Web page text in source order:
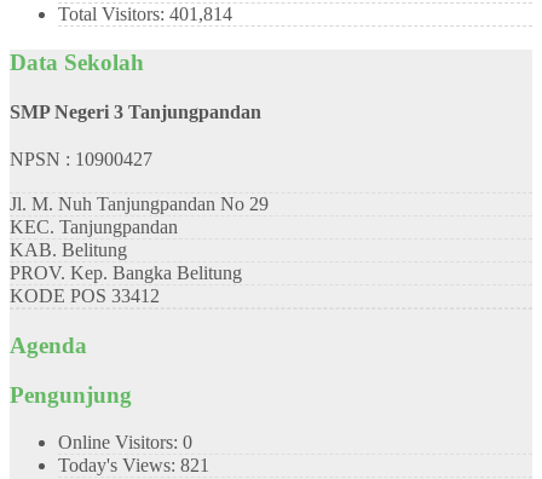
Total Visitors: 401,814
Data Sekolah
SMP Negeri 3 Tanjungpandan
NPSN : 10900427
Jl. M. Nuh Tanjungpandan No 29
KEC. Tanjungpandan
KAB. Belitung
PROV. Kep. Bangka Belitung
KODE POS 33412
Agenda
Pengunjung
Online Visitors: 0
Today's Views: 821